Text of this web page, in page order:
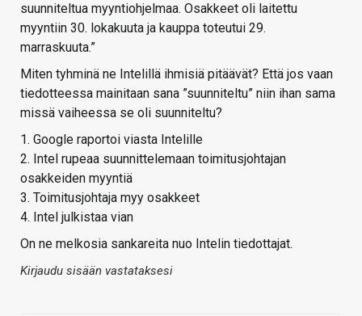
suunniteltua myyntiohjelmaa. Osakkeet oli laitettu
myyntiin 30. lokakuuta ja kauppa toteutui 29.
marraskuuta.”
Miten tyhminä ne Intelillä ihmisiä pitäävät? Että jos vaan
tiedotteessa mainitaan sana ”suunniteltu” niin ihan sama
missä vaiheessa se oli suunniteltu?
1. Google raportoi viasta Intelille
2. Intel rupeaa suunnittelemaan toimitusjohtajan
osakkeiden myyntiä
3. Toimitusjohtaja myy osakkeet
4. Intel julkistaa vian
On ne melkosia sankareita nuo Intelin tiedottajat.
Kirjaudu sisään vastataksesi